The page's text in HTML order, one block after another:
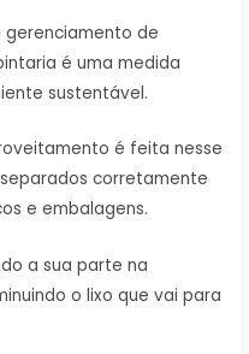
gerenciamento de
é uma medida
sustentável.
é feita nesse
corretamente
e embalagens.
a sua parte na
o lixo que vai para